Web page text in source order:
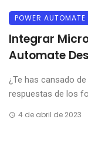
POWER AUTOMATE
Integrar
Automate
¿Te has cansado
respuestas de los
4 de abril de 2023